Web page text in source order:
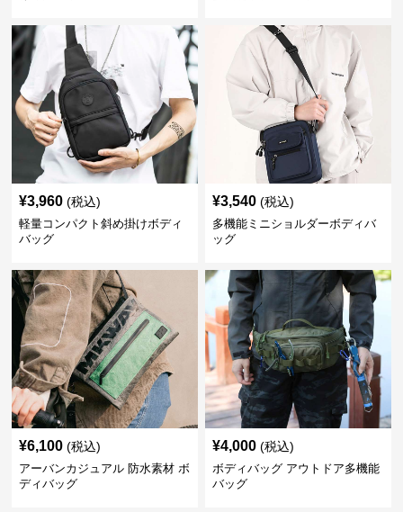
¥3,960 (税込)
軽量コンパクト斜め掛けボディ
バッグ
¥3,540 (税込)
多機能ミニショルダーボディバ
ッグ
¥6,100 (税込)
アーバンカジュアル 防水素材 ボ
ディバッグ
¥4,000 (税込)
ボディバッグ アウトドア多機能
バッグ